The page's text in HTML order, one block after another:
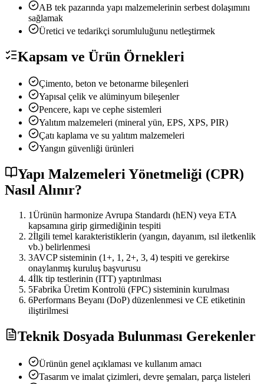
AB tek pazarında yapı malzemelerinin serbest dolaşımını
sağlamak
Üretici ve tedarikçi sorumluluğunu netleştirmek
Kapsam ve Ürün Örnekleri
Çimento, beton ve betonarme bileşenleri
Yapısal çelik ve alüminyum bileşenler
Pencere, kapı ve cephe sistemleri
Yalıtım malzemeleri (mineral yün, EPS, XPS, PIR)
Çatı kaplama ve su yalıtım malzemeleri
Yangın güvenliği ürünleri
Yapı Malzemeleri Yönetmeliği (CPR)
Nasıl Alınır?
1Ürünün harmonize Avrupa Standardı (hEN) veya ETA
kapsamına girip girmediğinin tespiti
2İlgili temel karakteristiklerin (yangın, dayanım, ısıl iletkenlik
vb.) belirlenmesi
3AVCP sisteminin (1+, 1, 2+, 3, 4) tespiti ve gerekirse
onaylanmış kuruluş başvurusu
4İlk tip testlerinin (ITT) yaptırılması
5Fabrika Üretim Kontrolü (FPC) sisteminin kurulması
6Performans Beyanı (DoP) düzenlenmesi ve CE etiketinin
iliştirilmesi
Teknik Dosyada Bulunması Gerekenler
Ürünün genel açıklaması ve kullanım amacı
Tasarım ve imalat çizimleri, devre şemaları, parça listeleri